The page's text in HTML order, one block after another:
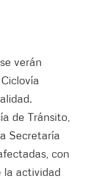
verán
de Tránsito,
Secretaría
con
la actividad